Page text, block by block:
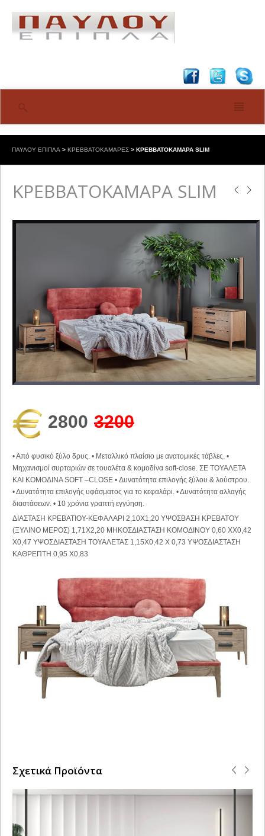
ΠΑΥΛΟΥ ΕΠΙΠΛΑ > ΚΡΕΒΒΑΤΟΚΑΜΑΡΕΣ > ΚΡΕΒΒΑΤΟΚΑΜΑΡΑ SLIM
ΚΡΕΒΒΑΤΟΚΑΜΑΡΑ SLIM
2800 3200
• Από φυσικό ξύλο δρυς. • Μεταλλικό πλαίσιο με ανατομικές τάβλες. •
Μηχανισμοί συρταριών σε τουαλέτα & κομοδίνα soft-close. ΣΕ ΤΟΥΑΛΕΤΑ
ΚΑΙ ΚΟΜΟΔΙΝΑ SOFT –CLOSE • Δυνατότητα επιλογής ξύλου & λούστρου.
• Δυνατότητα επιλογής υφάσματος για το κεφαλάρι. • Δυνατότητα αλλαγής
διαστάσεων. • 10 χρόνια γραπτή εγγύηση.
ΔΙΑΣΤΑΣΗ ΚΡΕΒΑΤΙΟΥ-ΚΕΦΑΛΑΡΙ 2,10Χ1,20 ΥΨΟΣΒΑΣΗ ΚΡΕΒΑΤΟΥ
(ΞΥΛΙΝΟ ΜΕΡΟΣ) 1,71Χ2,20 ΜΗΚΟΣΔΙΑΣΤΑΣΗ ΚΟΜΟΔΙΝΟΥ 0,60 ΧΧ0,42
Χ0,47 ΥΨΟΣΔΙΑΣΤΑΣΗ ΤΟΥΑΛΕΤΑΣ 1,15Χ0,42 Χ 0,73 ΥΨΟΣΔΙΑΣΤΑΣΗ
ΚΑΘΡΕΠΤΗ 0,95 Χ0,83
Σχετικά Προϊόντα